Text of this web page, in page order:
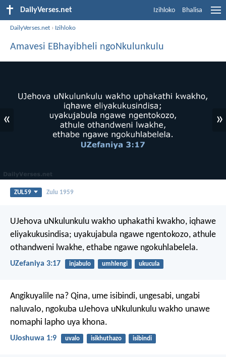
DailyVerses.net Izihloko Bhalisa
DailyVerses.net › Izihloko
Amavesi EBhayibheli ngoNkulunkulu
« »
ZUL59 Zulu 1959
UJehova uNkulunkulu wakho uphakathi kwakho, iqhawe
eliyakukusindisa; uyakujabula ngawe ngentokozo, athule
othandweni lwakhe, ethabe ngawe ngokuhlabelela.
UZefaniya 3:17 injabulo umhlengi ukucula
Angikuyalile na? Qina, ume isibindi, ungesabi, ungabi
naluvalo, ngokuba uJehova uNkulunkulu wakho unawe
nomaphi lapho uya khona.
UJoshuwa 1:9 uvalo isikhuthazo isibindi